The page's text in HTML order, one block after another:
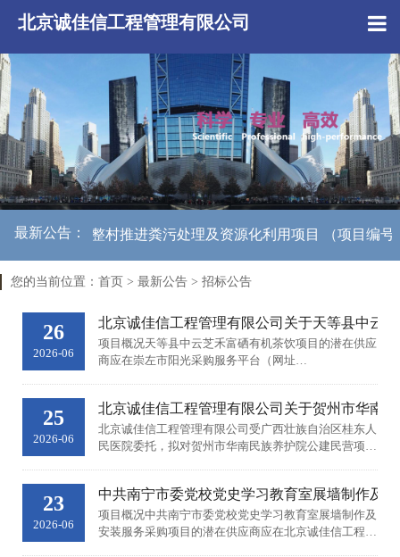
北京诚佳信工程管理有限公司
最新公告：
“厕所革命”整村推进粪污处理及资源化利用项目 （项目编号
您的当前位置： 首页 > 最新公告 > 招标公告
26
2026-06
北京诚佳信工程管理有限公司关于天等县中云
项目概况天等县中云芝禾富硒有机茶饮项目的潜在供应
商应在崇左市阳光采购服务平台（网址
件。&nbsp;一、项目基本情况项目编号：...
25
2026-06
北京诚佳信工程管理有限公司关于贺州市华南
北京诚佳信工程管理有限公司受广西壮族自治区桂东人
民医院委托，拟对贺州市华南民族养护院公建民营项目
市华南民族养护院公建民营项目...
23
2026-06
中共南宁市委党校党史学习教育室展墙制作及
项目概况中共南宁市委党校党史学习教育室展墙制作及
安装服务采购项目的潜在供应商应在北京诚佳信工程管